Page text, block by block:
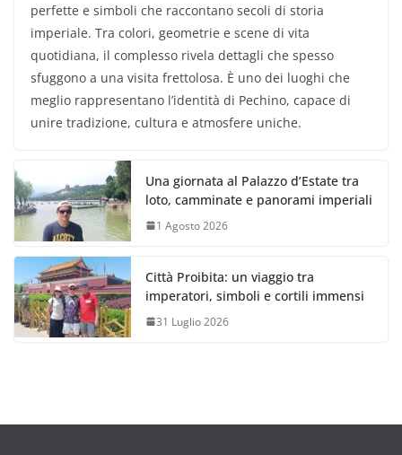
perfette e simboli che raccontano secoli di storia
imperiale. Tra colori, geometrie e scene di vita
quotidiana, il complesso rivela dettagli che spesso
sfuggono a una visita frettolosa. È uno dei luoghi che
meglio rappresentano l’identità di Pechino, capace di
unire tradizione, cultura e atmosfere uniche.
Una giornata al Palazzo d’Estate tra
loto, camminate e panorami imperiali
1 Agosto 2026
Città Proibita: un viaggio tra
imperatori, simboli e cortili immensi
31 Luglio 2026